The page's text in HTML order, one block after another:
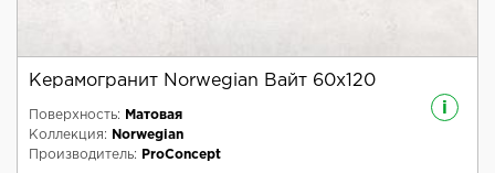
Керамогранит Norwegian Вайт 60x120
i
Поверхность:
Матовая
Коллекция:
Norwegian
Производитель:
ProConcept